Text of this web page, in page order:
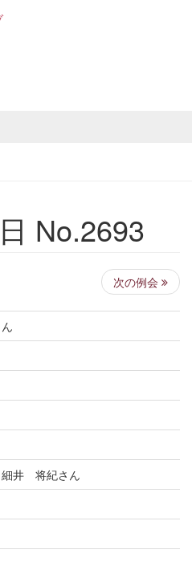
No.2693
次の例会
井 将紀さん